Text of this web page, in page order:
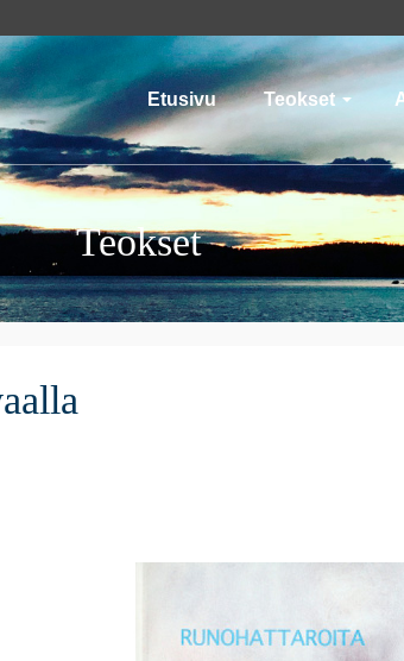
Etusivu Teokset
Teokset